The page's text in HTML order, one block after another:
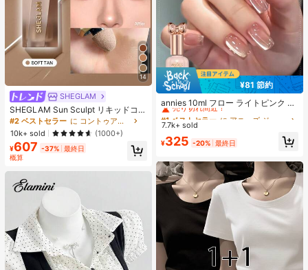
14
SHEGLAM
SHEGLAM Sun Sculpt リキッドコン
ター-Soft Tan ノーズシャドウ シェ
ーディング 女性と女の子のためのブ
ランドビューティーコスメメイクア
ップ
#2 ベストセラー
に コントゥア＆ブロンザー
10k+ sold
(1000+)
¥607 -37% 最終日
概算
¥81 節約
annies 10ml フロー ライトピンク キ
ャットアイ ジェルネイルポリッシュ
ウルトラシャイン UVジェル ミラー
ニス ネイルサプライ
#1 ベストセラー
に アニーズ ジェルネイルポリッシュ
売り切れ間近！
#1 ベストセラー
売り切れ間近！
#1 ベストセラー
売り切れ間近！
#1 ベストセラー
に アニーズ ジェルネイルポリッシュ
売り切れ間近！
7.7k+ sold
¥325 -20% 最終日